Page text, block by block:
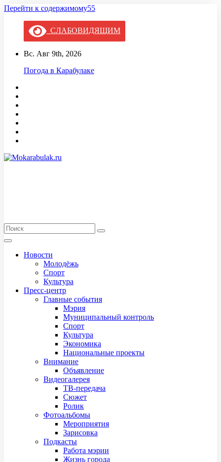
Перейти к содержимому55
СЛАБОВИДЯЩИМ
Вс. Авг 9th, 2026
Погода в Карабулаке
Новости
Молодёжь
Спорт
Культура
Пресс-центр
Главные события
Мэрия
Муниципальный контроль
Спорт
Культура
Экономика
Национальные проекты
Внимание
Объявление
Видеогалерея
ТВ-передача
Сюжет
Ролик
Фотоальбомы
Мероприятия
Зарисовка
Подкасты
Работа мэрии
Жизнь города